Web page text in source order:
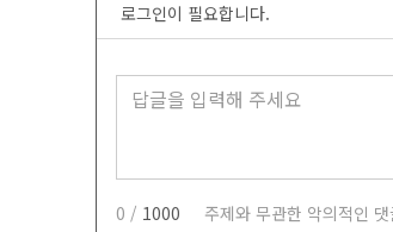
로그인이 필요합니다.
0 / 1000 주제와 무관한 악의적인